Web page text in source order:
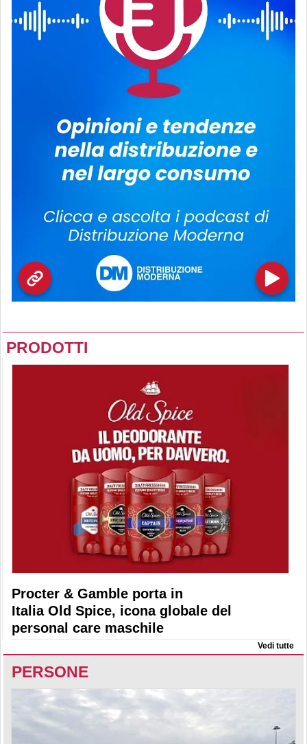
PRODOTTI
Procter & Gamble porta in
Italia Old Spice, icona globale del
personal care maschile
Vedi tutte
PERSONE